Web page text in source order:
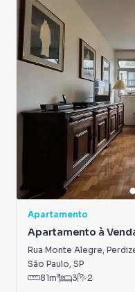
Apartamento
Apartamento à
Rua Monte Alegre,
São Paulo, SP
81m² 3 2